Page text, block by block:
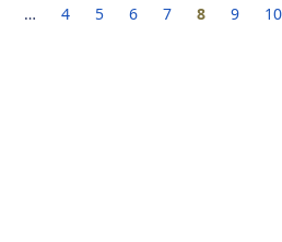
… 4 5 6 7 8 9 10